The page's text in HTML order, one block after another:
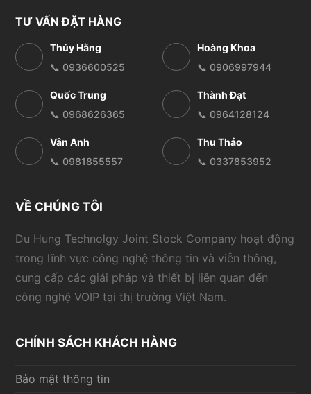
TƯ VẤN ĐẶT HÀNG
Thúy Hằng
📞 0936600525
Hoàng Khoa
📞 0906997944
Quốc Trung
📞 0968626365
Thành Đạt
📞 0964128124
Vân Anh
📞 0981855557
Thu Thảo
📞 0337853952
VỀ CHÚNG TÔI
Du Hung Technolgy Joint Stock Company hoạt động
trong lĩnh vực công nghệ thông tin và viễn thông,
cung cấp các giải pháp và thiết bị liên quan đến
công nghệ VOIP tại thị trường Việt Nam.
CHÍNH SÁCH KHÁCH HÀNG
Bảo mật thông tin